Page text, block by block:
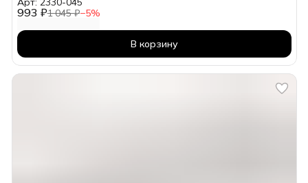
993 ₽1 045 ₽−5%
В корзину